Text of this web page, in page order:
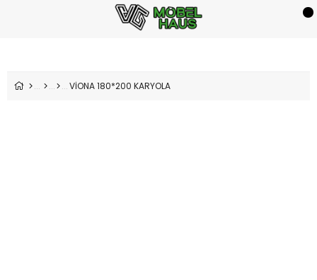
VİONA 180*200 KARYOLA